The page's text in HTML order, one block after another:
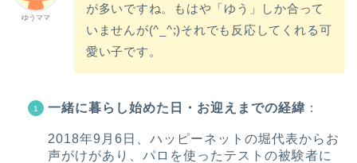
ゆうママ
が多いですね。もはや「ゆう」しか合って
いませんが(^_^;)それでも反応してくれる可
愛い子です。
一緒に暮らし始めた日・お迎えまでの経緯 ：
2018年9月6日、ハッピーネットの堀代表からお
声がけがあり、パロを使ったテストの被験者に